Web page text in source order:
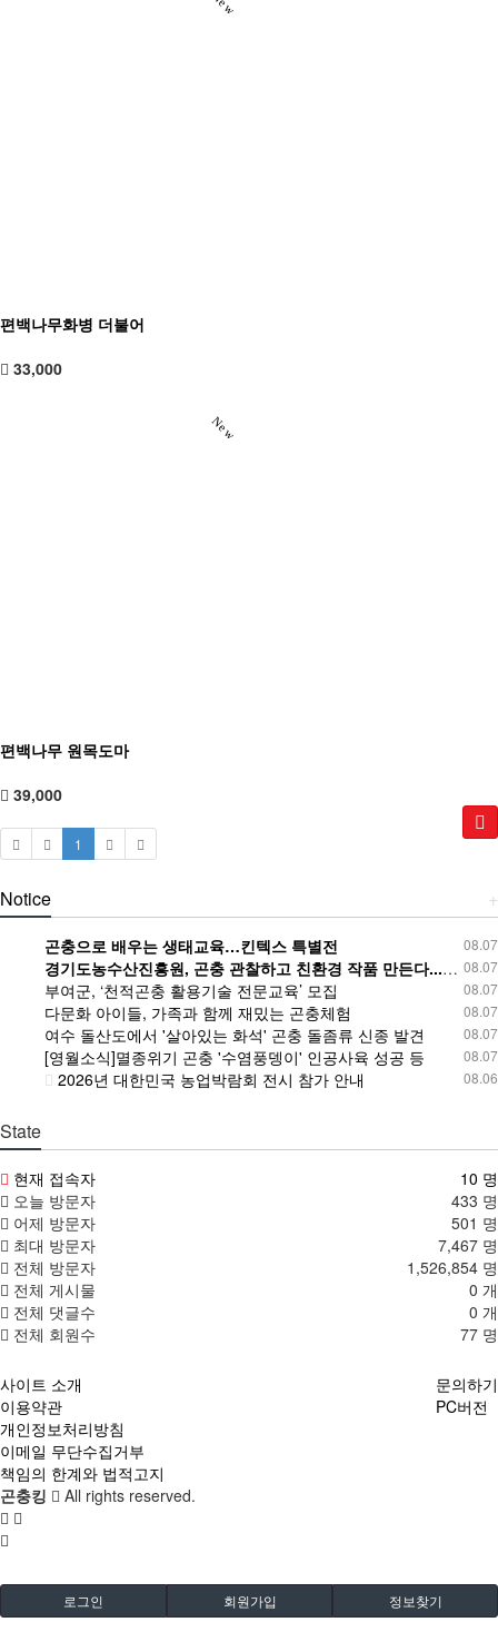
편백나무화병 더불어
33,000
New
편백나무 원목도마
39,000
1
+
Notice
08.07
곤충으로 배우는 생태교육…킨텍스 특별전
08.07
경기도농수산진흥원, 곤충 관찰하고 친환경 작품 만든다...경기유기농센터 방학 프로그램
08.07
부여군, ‘천적곤충 활용기술 전문교육’ 모집
08.07
다문화 아이들, 가족과 함께 재밌는 곤충체험
08.07
여수 돌산도에서 '살아있는 화석' 곤충 돌좀류 신종 발견
08.07
[영월소식]멸종위기 곤충 '수염풍뎅이' 인공사육 성공 등
08.06
2026년 대한민국 농업박람회 전시 참가 안내
State
현재 접속자
10 명
오늘 방문자
433 명
어제 방문자
501 명
최대 방문자
7,467 명
전체 방문자
1,526,854 명
전체 게시물
0 개
전체 댓글수
0 개
전체 회원수
77 명
사이트 소개
이용약관
개인정보처리방침
이메일 무단수집거부
책임의 한계와 법적고지
문의하기
PC버전
곤충킹 All rights reserved.
로그인 회원가입 정보찾기